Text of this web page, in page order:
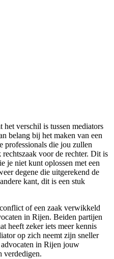
verschil is tussen mediators
belang bij het maken van een
professionals die jou zullen
voor de rechter. Dit is
je niet kunt oplossen met een
degene die uitgerekend de
kant, dit is een stuk
of een zaak verwikkeld
in Rijen. Beiden partijen
heeft zeker iets meer kennis
op zich neemt zijn sneller
in Rijen jouw
verdedigen.